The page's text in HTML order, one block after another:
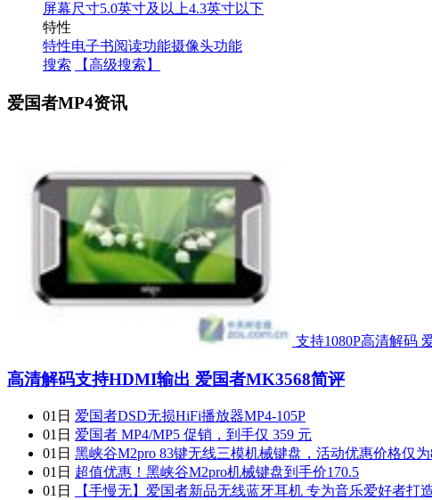
屏幕尺寸5.0英寸及以上4.3英寸以下
特性
特性电子书阅读功能摄像头功能
搜索
【高级搜索】
爱国者MP4资讯
支持1080P高清解码
高清解码支持HDMI输出 爱国者MK3568简评
01日 爱国者DSD无损HiFi播放器MP4-105P
01日 爱国者 MP4/MP5 促销，到手仅 359 元
01日 黑峡谷M2pro 83键无线三模机械键盘，活动优惠价格仅为
01日 超值优惠！黑峡谷M2pro机械键盘到手价170.5
01日
【手慢无】爱国者新品无线蓝牙耳机 专为音乐爱好者打